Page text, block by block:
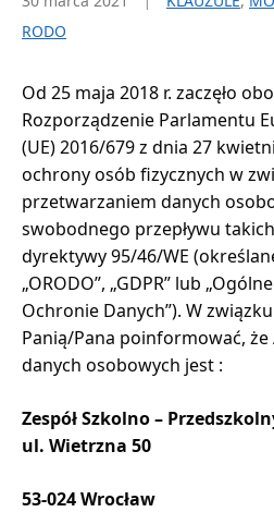
RODO
Od 25 maja 2018 r. zaczęło
Rozporządzenie Parlamentu
(UE) 2016/679 z dnia 27
ochrony osób fizycznych w
przetwarzaniem danych
swobodnego przepływu
dyrektywy 95/46/WE
„ORODO”, „GDPR” lub
Ochronie Danych”). W
Panią/Pana poinformować,
danych osobowych jest :
Zespół Szkolno –
ul. Wietrzna 50
53-024 Wrocław